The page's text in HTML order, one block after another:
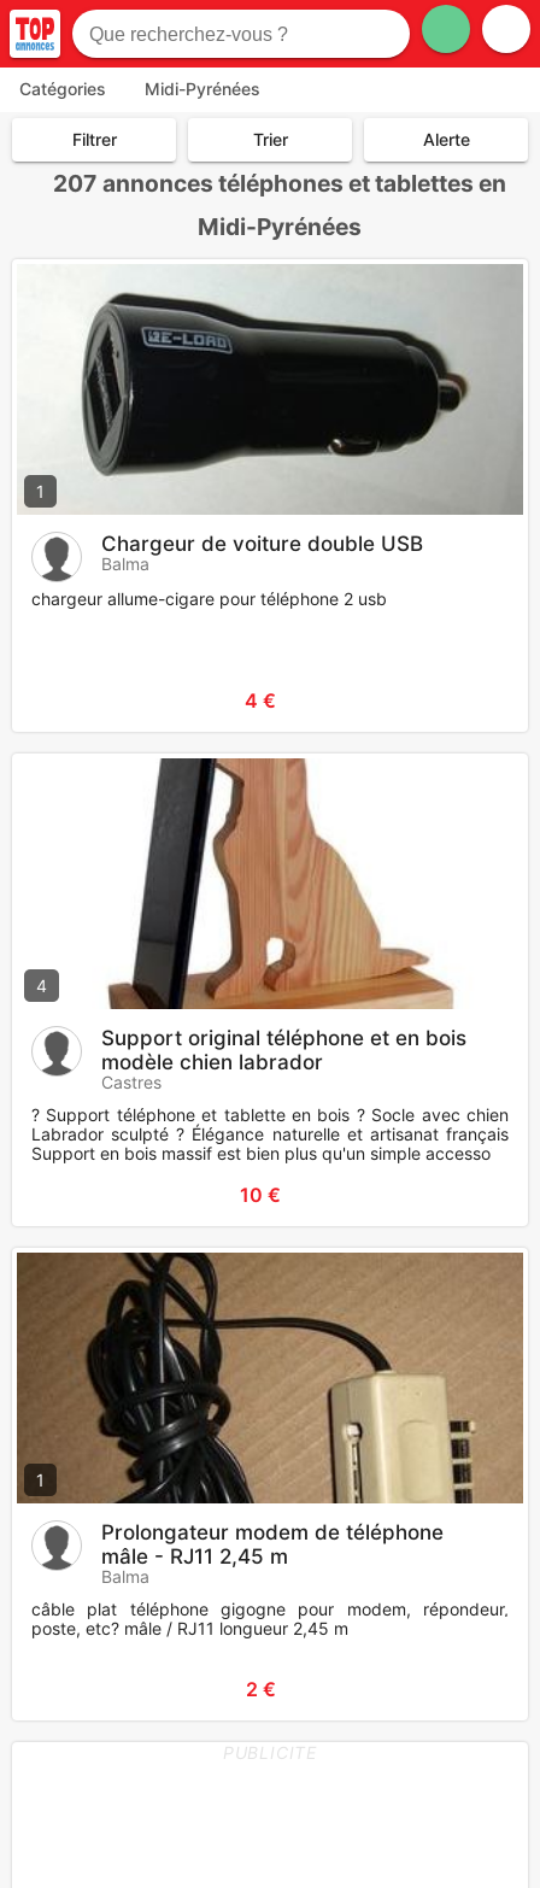
Catégories Midi-Pyrénées
Filtrer Trier Alerte
207 annonces téléphones et tablettes en
Midi-Pyrénées
1
Chargeur de voiture double USB
Balma
chargeur allume-cigare pour téléphone 2 usb
4 €
4
Support original téléphone et en bois
modèle chien labrador
Castres
? Support téléphone et tablette en bois ? Socle avec chien
Labrador sculpté ? Élégance naturelle et artisanat français
Support en bois massif est bien plus qu'un simple accessoi
10 €
1
Prolongateur modem de téléphone
mâle - RJ11 2,45 m
Balma
câble plat téléphone gigogne pour modem, répondeur,
poste, etc? mâle / RJ11 longueur 2,45 m
2 €
PUBLICITE